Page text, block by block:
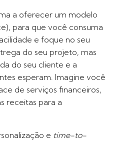
a oferecer um modelo
para que você consuma
e foque no seu
do seu projeto, mas
do seu cliente e a
esperam. Imagine você
de serviços financeiros,
receitas para a
e time-to-